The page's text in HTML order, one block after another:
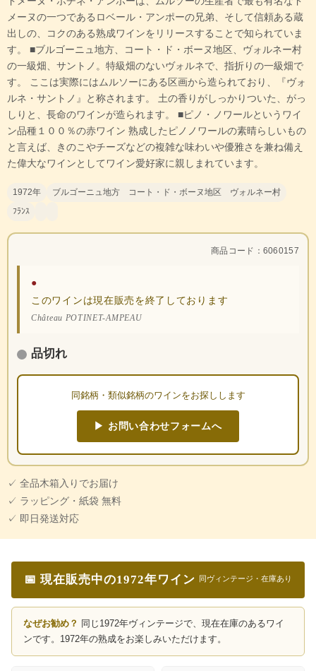
メーヌの一つであるロベール・アンポーの兄弟、そして信頼ある蔵
出しの、コクのある熟成ワインをリリースすることで知られていま
す。 ■ブルゴーニュ地方、コート・ド・ボーヌ地区、ヴォルネー村
の一級畑、サントノ。特級畑のないヴォルネで、指折りの一級畑で
す。 ここは実際にはムルソーにある区画から造られており、『ヴォ
ルネ・サントノ』と称されます。 土の香りがしっかりついた、がっ
しりと、長命のワインが造られます。 ■ピノ・ノワールというワイ
ン品種１００％の赤ワイン 熟成したピノノワールの素晴らしいもの
と言えば、きのこやチーズなどの複雑な味わいや優雅さを兼ね備え
た偉大なワインとしてワイン愛好家に親しまれています。
1972年
ブルゴーニュ地方 コート・ド・ボーヌ地区 ヴォルネー村
ﾌﾗﾝｽ
商品コード：6060157
●
このワインは現在販売を終了しております
Château POTINET-AMPEAU
品切れ
同銘柄・類似銘柄のワインをお探しします
▶ お問い合わせフォームへ
✓ 全品木箱入りでお届け
✓ ラッピング・紙袋 無料
✓ 即日発送対応
📅 現在販売中の1972年ワイン 同ヴィンテージ・在庫あり
なぜお勧め？ 同じ1972年ヴィンテージで、現在在庫のあるワイ
ンです。1972年の熟成をお楽しみいただけます。